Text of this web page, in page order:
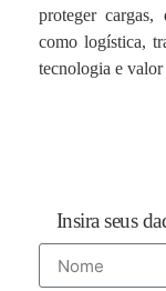
proteger cargas,
como logística,
tecnologia e valor
Insira seus